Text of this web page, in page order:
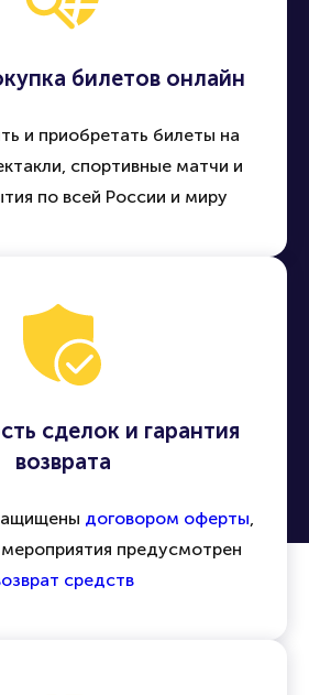
билетов онлайн
и приобретать билеты на
спортивные матчи и
по всей России и миру
сделок и гарантия
возврата
договором оферты,
предусмотрен
средств